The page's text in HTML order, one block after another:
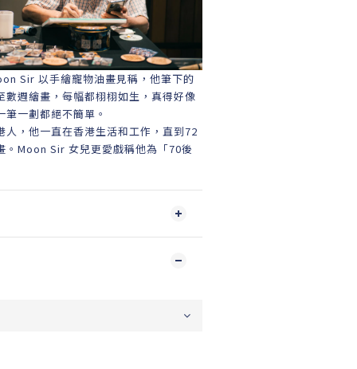
Sir 以手繪寵物油畫見稱，他筆下的
數週繪畫，每幅都栩栩如生，真得好像
一劃都絕不簡單。
人，他一直在香港生活和工作，直到72
。Moon Sir 女兒更愛戲稱他為「70後